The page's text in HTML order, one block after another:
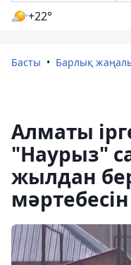
+22°
Басты Барлық
Алматы
"Наурыз"
жылдан